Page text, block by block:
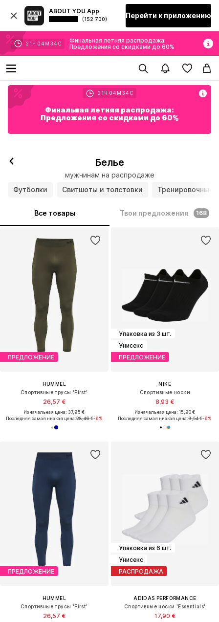
ABOUT YOU App
(152 700) Перейти к приложению
21 Ч 04 М 33 С
Финальная летняя распродажа:
Предложения со скидками до 60%
21 Ч 04 М 33 С
Финальная летняя распродажа:
Предложения со скидками до 60%
Белье
мужчинам на распродаже
Футболки
Свитшоты и толстовки Тренировочные
Все товары Твои предложения 168
ПРЕДЛОЖЕНИЕ
HUMMEL
Спортивные трусы 'First'
26,57 €
Изначальная цена: 37,95 €
Последняя самая низкая цена:28,46 €-6%
Упаковка из 3 шт.
Унисекс
ПРЕДЛОЖЕНИЕ
NIKE
Спортивные носки
8,93 €
Изначальная цена: 15,90 €
Последняя самая низкая цена:9,54 €-6%
ПРЕДЛОЖЕНИЕ
HUMMEL
Спортивные трусы 'First'
26,57 €
Упаковка из 6 шт.
Унисекс
РАСПРОДАЖА
ADIDAS PERFORMANCE
Спортивные носки 'Essentials'
17,90 €